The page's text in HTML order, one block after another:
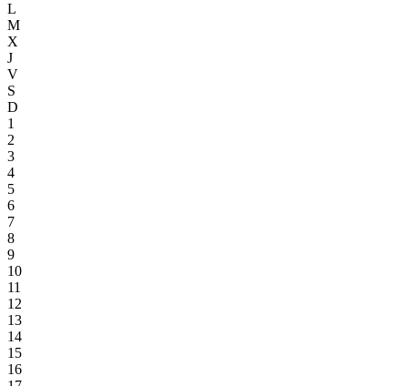
L
M
X
J
V
S
D
1
2
3
4
5
6
7
8
9
10
11
12
13
14
15
16